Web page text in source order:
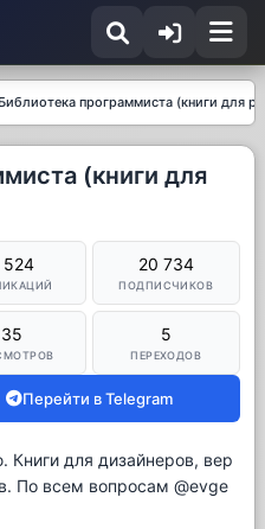
программиста (книги для
(книги для
524 20 734
ПОДПИСЧИКОВ
35 5
ПЕРЕХОДОВ
Перейти в Telegram
Книги для дизайнеров, вер
По всем вопросам @evge